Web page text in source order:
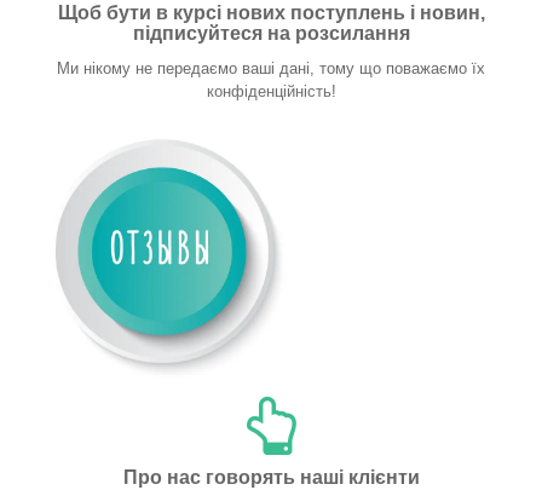
Щоб бути в курсі нових поступлень і новин,
підписуйтеся на розсилання
Ми нікому не передаємо ваші дані, тому що поважаємо їх
конфіденційність!
Про нас говорять наші клієнти